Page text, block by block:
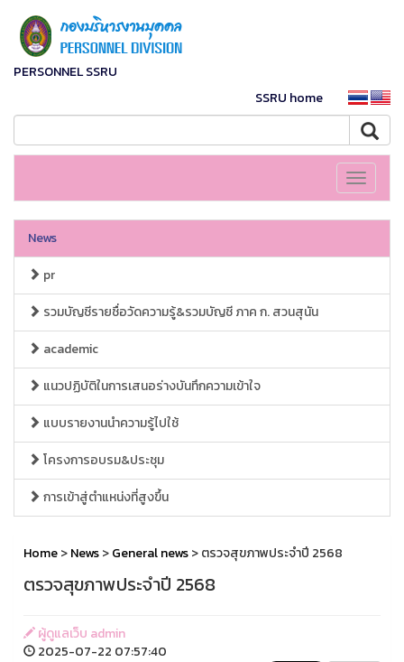
PERSONNEL SSRU
SSRU home
Toggle
News
pr
รวมบัญชีรายชื่อวัดความรู้&รวมบัญชี ภาค ก. สวนสุนัน
academic
แนวปฏิบัติในการเสนอร่างบันทึกความเข้าใจ
แบบรายงานนำความรู้ไปใช้
โครงการอบรม&ประชุม
การเข้าสู่ตำแหน่งที่สูงขึ้น
Home>News>General news> ตรวจสุขภาพประจำปี 2568
ตรวจสุขภาพประจำปี 2568
ผู้ดูแลเว็บ admin
2025-07-22 07:57:40